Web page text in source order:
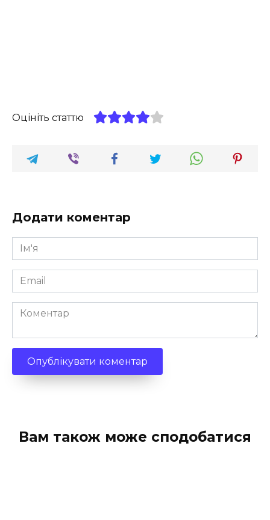
Оцініть статтю
Додати коментар
Ім'я
*
Email
*
Коментар
Вам також може сподобатися